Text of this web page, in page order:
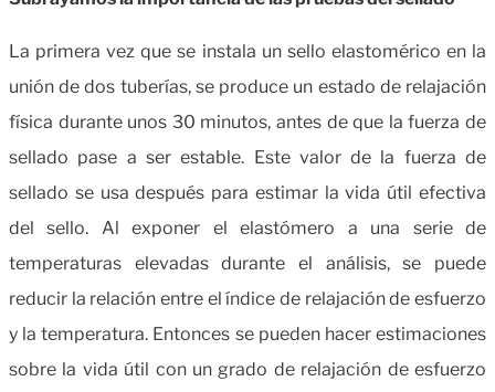
La primera vez que se instala un sello elastomérico en la
unión de dos tuberías, se produce un estado de relajación
física durante unos 30 minutos, antes de que la fuerza de
sellado pase a ser estable. Este valor de la fuerza de
sellado se usa después para estimar la vida útil efectiva
del sello. Al exponer el elastómero a una serie de
temperaturas elevadas durante el análisis, se puede
reducir la relación entre el índice de relajación de esfuerzo
y la temperatura. Entonces se pueden hacer estimaciones
sobre la vida útil con un grado de relajación de esfuerzo